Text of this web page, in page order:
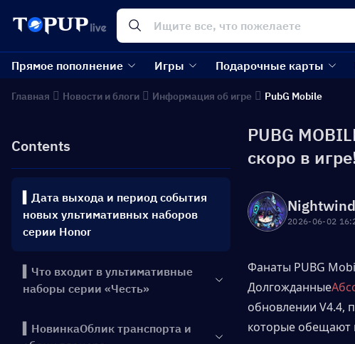
Прямое пополнение Игры Подарочные карты
Главная Новости и блоги Информация об игре PubG Mobile
Contents
▍Дата выхода и период события
новых ультимативных наборов
серии Honor
▍Что входит в ультимативные
наборы серии «Честь»
▍НовинкаОблик транспорта и
PUBG
скоро в
2026-06-02
Фанаты PUBG
Долгожданные
обновлении V4.4,
которые обещают